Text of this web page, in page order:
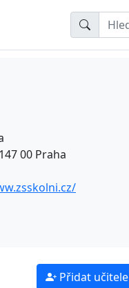
00 Praha
Přidat učitele